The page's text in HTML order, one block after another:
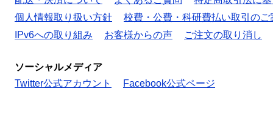
個人情報取り扱い方針
校費・公費・科研費払い取引のご
IPv6への取り組み
お客様からの声 ご注文の取り消し
ソーシャルメディア
Twitter公式アカウント
Facebook公式ページ